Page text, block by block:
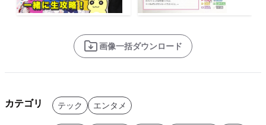
画像一括ダウンロード
カテゴリ テック エンタメ